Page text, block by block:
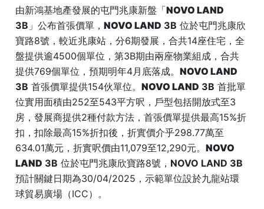
由新鴻基地產發展的屯門兆康新盤「NOVO LAND
3B 」公布首張價單，NOVO LAND 3B 位於屯門兆康欣
寶路8號，較近兆康站，分6期發展，合共14座住宅，全
盤提供逾4500個單位，第3B期由兩座物業組成，合共
提供769個單位，預期明年4月底落成。NOVO LAND
3B 首張價單提供154伙單位。NOVO LAND 3B 首批單
位實用面積由252至543平方呎，戶型包括開放式至3
房，發展商提供2種付款方法，首張價單提供最高15%折
扣，扣除最高15%折扣後，折實價介乎298.77萬至
634.01萬元，折實呎價由11,079至12,290元。NOVO
LAND 3B 位於屯門兆康欣寶路8號， NOVO LAND 3B
預計關鍵日期為30/04/2025，示範單位設於九龍站環
球貿易廣場（ICC）。